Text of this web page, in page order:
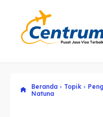
Explore
Explore
Beranda Topik
Natuna